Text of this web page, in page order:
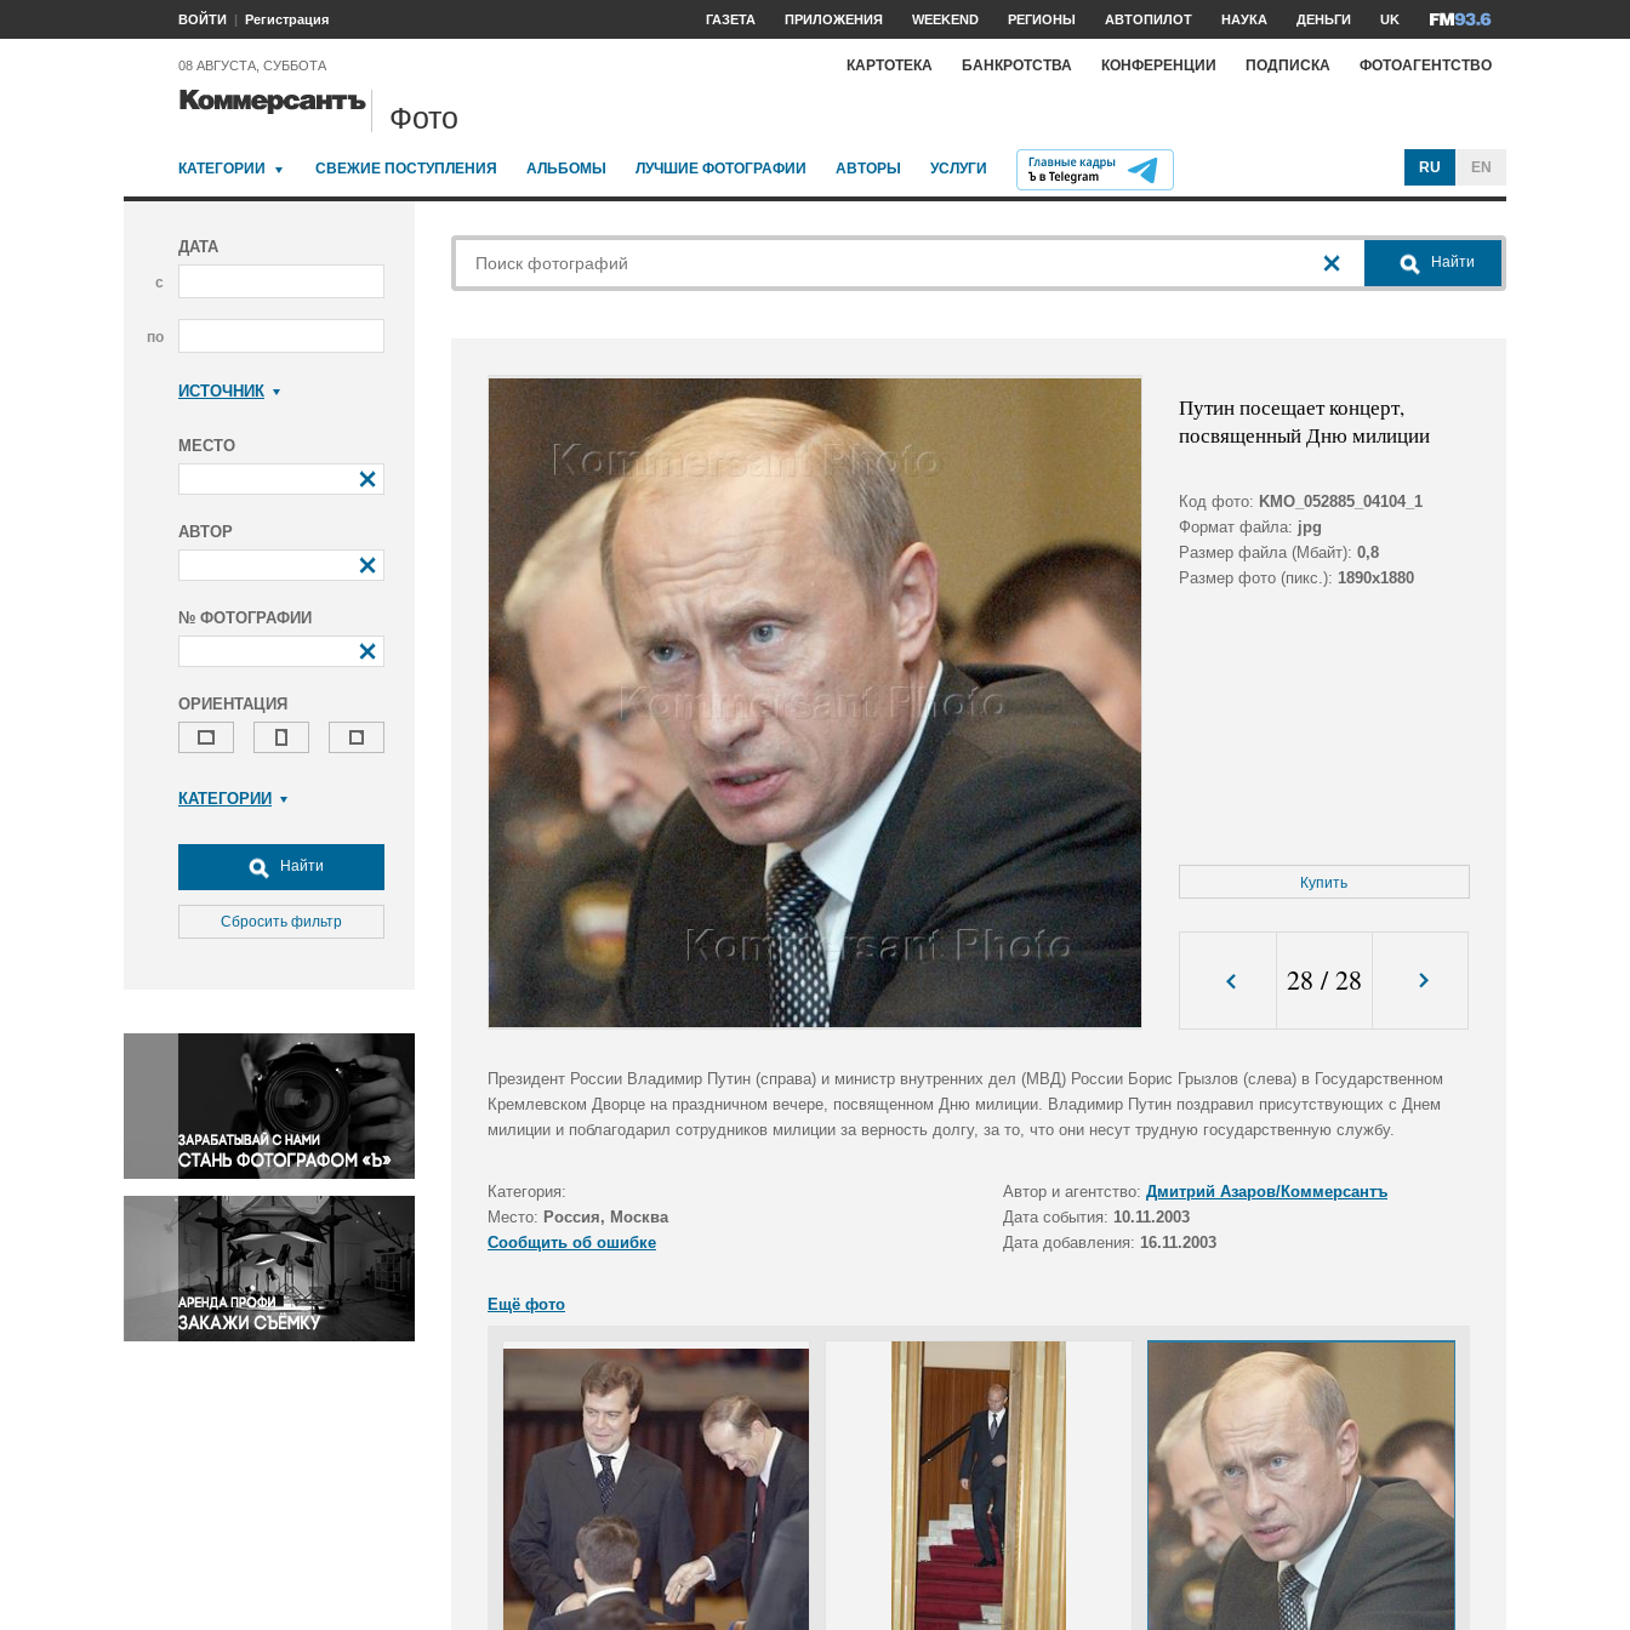
ВОЙТИ Регистрация ГАЗЕТА ПРИЛОЖЕНИЯ WEEKEND РЕГИОНЫ АВТОПИЛОТ НАУКА ДЕНЬГИ UK
08 АВГУСТА, СУББОТА КАРТОТЕКА БАНКРОТСТВА КОНФЕРЕНЦИИ ПОДПИСКА ФОТОАГЕНТСТВО
Фото
КАТЕГОРИИ СВЕЖИЕ ПОСТУПЛЕНИЯ АЛЬБОМЫ ЛУЧШИЕ ФОТОГРАФИИ АВТОРЫ УСЛУГИ RU EN
ДАТА
с
по
ИСТОЧНИК
МЕСТО
АВТОР
№ ФОТОГРАФИИ
ОРИЕНТАЦИЯ
КАТЕГОРИИ
Досуг, туризм и отдых
Культура
Медицина
Окружающая среда
Политика
Правосудие
Происшествия и конфликты
Религия
Светская жизнь
Спорт
Экология
Экономика и бизнес
Найти
Сбросить фильтр
Найти
Путин посещает концерт,
посвященный Дню милиции
Код фото: KMO_052885_04104_1
Формат файла: jpg
Размер файла (Мбайт): 0,8
Размер фото (пикс.): 1890x1880
Купить
28 /28
Президент России Владимир Путин (справа) и министр внутренних дел (МВД) России Борис Грызлов (слева) в Государственном
Кремлевском Дворце на праздничном вечере, посвященном Дню милиции. Владимир Путин поздравил присутствующих с Днем
милиции и поблагодарил сотрудников милиции за верность долгу, за то, что они несут трудную государственную службу.
Категория: Автор и агентство: Дмитрий Азаров/Коммерсантъ
Место: Россия, Москва Дата события: 10.11.2003
Сообщить об ошибке
Дата добавления: 16.11.2003
Ещё фото